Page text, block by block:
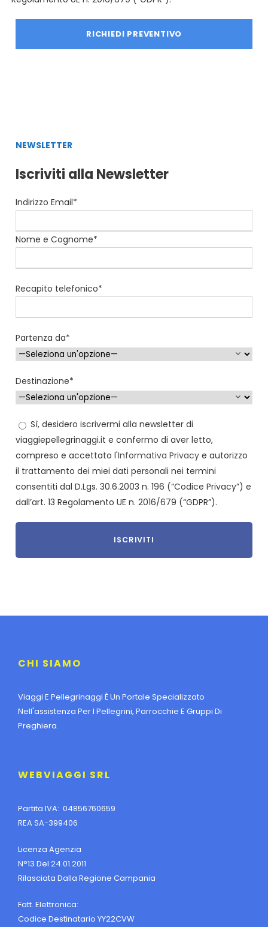
NEWSLETTER
Iscriviti alla Newsletter
Indirizzo Email*
Nome e Cognome*
Recapito telefonico*
Partenza da*
Destinazione*
Sì, desidero iscrivermi alla newsletter di
viaggiepellegrinaggi.it e confermo di aver letto,
compreso e accettato l'Informativa Privacy e autorizzo
il trattamento dei miei dati personali nei termini
consentiti dal D.Lgs. 30.6.2003 n. 196 (“Codice Privacy”) e
dall’art. 13 Regolamento UE n. 2016/679 (“GDPR”).
CHI SIAMO
Viaggi E Pellegrinaggi È Un Portale Specializzato
Nell'assistenza Per I Pellegrini, Parrocchie E Gruppi Di
Preghiera.
WEBVIAGGI SRL
Partita IVA: 04856760659
REA SA-399406
Licenza Agenzia
N°13 Del 24.01.2011
Rilasciata Dalla Regione Campania
Fatt. Elettronica:
Codice Destinatario YY22CVW